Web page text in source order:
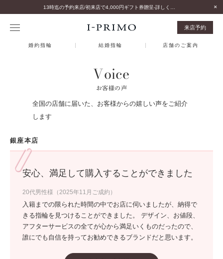
来店予約
婚約指輪 結婚指輪 店舗のご案内
Voice
お客様の声
全国の店舗に届いた、お客様からの嬉しい声をご紹介
します
銀座本店
安心、満足して購入することができました
20代男性様（2025年11月ご成約）
入籍までの限られた時間の中でお店に伺いましたが、納得で
きる指輪を見つけることができました。 デザイン、お値段、
アフターサービスの全てが心から満足いくものだったので、
誰にでも自信を持ってお勧めできるブランドだと思います。